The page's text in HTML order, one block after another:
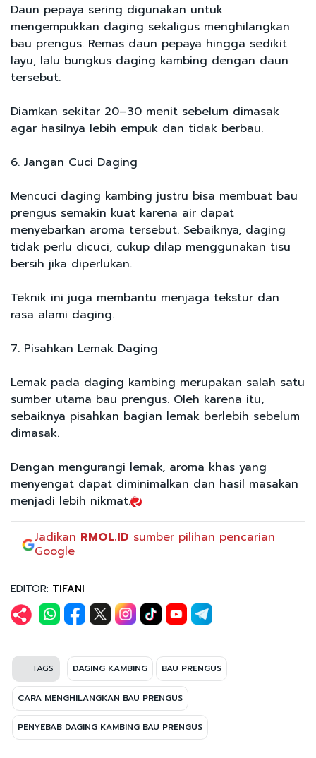
Daun pepaya sering digunakan untuk
mengempukkan daging sekaligus menghilangkan
bau prengus. Remas daun pepaya hingga sedikit
layu, lalu bungkus daging kambing dengan daun
tersebut.
Diamkan sekitar 20–30 menit sebelum dimasak
agar hasilnya lebih empuk dan tidak berbau.
6. Jangan Cuci Daging
Mencuci daging kambing justru bisa membuat bau
prengus semakin kuat karena air dapat
menyebarkan aroma tersebut. Sebaiknya, daging
tidak perlu dicuci, cukup dilap menggunakan tisu
bersih jika diperlukan.
Teknik ini juga membantu menjaga tekstur dan
rasa alami daging.
7. Pisahkan Lemak Daging
Lemak pada daging kambing merupakan salah satu
sumber utama bau prengus. Oleh karena itu,
sebaiknya pisahkan bagian lemak berlebih sebelum
dimasak.
Dengan mengurangi lemak, aroma khas yang
menyengat dapat diminimalkan dan hasil masakan
menjadi lebih nikmat.
Jadikan RMOL.ID sumber pilihan pencarian
Google
EDITOR: TIFANI
TAGS DAGING KAMBING BAU PRENGUS
CARA MENGHILANGKAN BAU PRENGUS
PENYEBAB DAGING KAMBING BAU PRENGUS